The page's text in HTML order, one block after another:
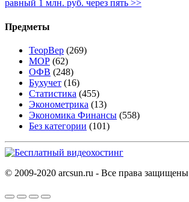
равный 1 млн. руб. через пять >>
Предметы
ТеорВер (269)
МОР (62)
ОФВ (248)
Бухучет (16)
Статистика (455)
Эконометрика (13)
Экономика Финансы (558)
Без категории (101)
© 2009-2020 arcsun.ru - Все права защищены